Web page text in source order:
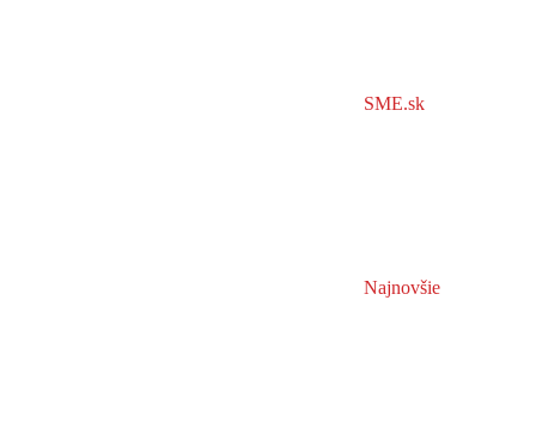
SME.sk
Najnovšie